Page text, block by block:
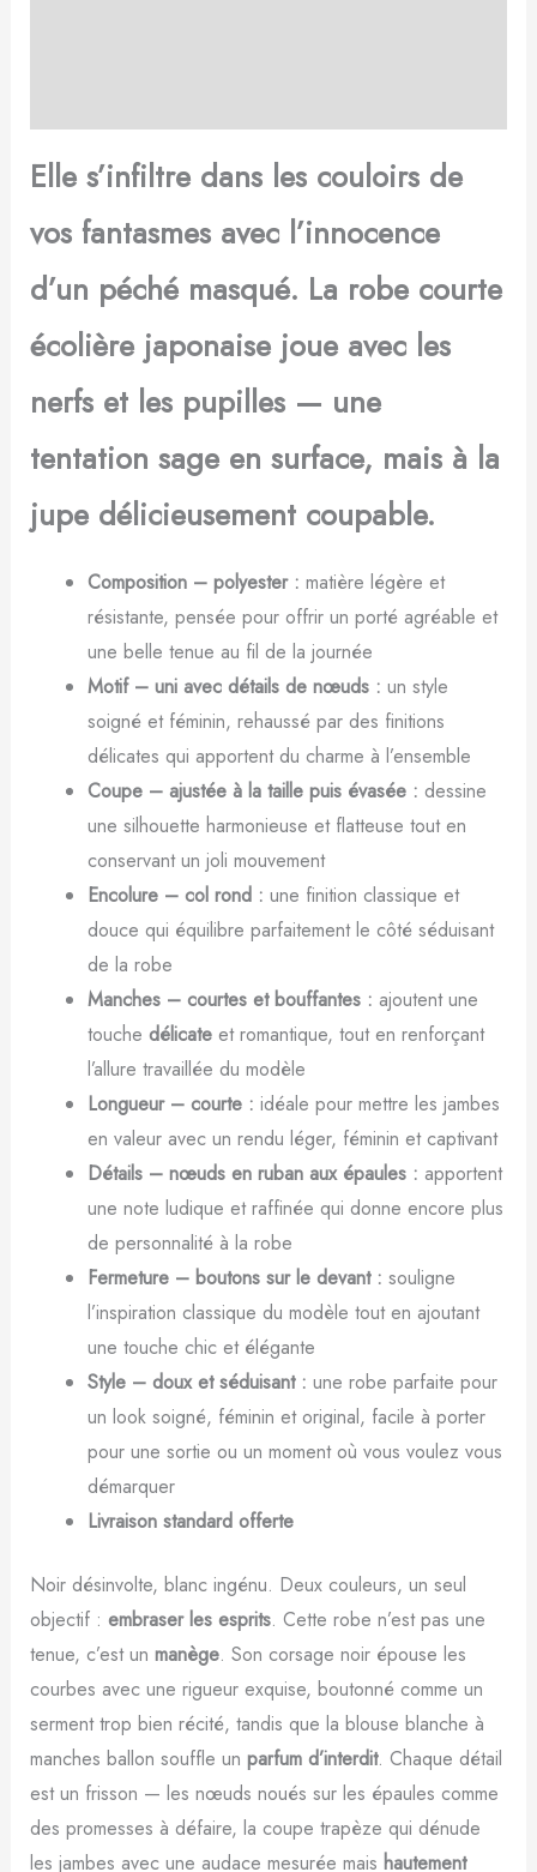
Elle s’infiltre dans les couloirs de
vos fantasmes avec l’innocence
d’un péché masqué. La robe courte
écolière japonaise joue avec les
nerfs et les pupilles — une
tentation sage en surface, mais à la
jupe délicieusement coupable.
Composition – polyester : matière légère et
résistante, pensée pour offrir un porté agréable et
une belle tenue au fil de la journée
Motif – uni avec détails de nœuds : un style
soigné et féminin, rehaussé par des finitions
délicates qui apportent du charme à l’ensemble
Coupe – ajustée à la taille puis évasée : dessine
une silhouette harmonieuse et flatteuse tout en
conservant un joli mouvement
Encolure – col rond : une finition classique et
douce qui équilibre parfaitement le côté séduisant
de la robe
Manches – courtes et bouffantes : ajoutent une
touche délicateet romantique, tout en renforçant
l’allure travaillée du modèle
Longueur – courte : idéale pour mettre les jambes
en valeur avec un rendu léger, féminin et captivant
Détails – nœuds en ruban aux épaules : apportent
une note ludique et raffinée qui donne encore plus
de personnalité à la robe
Fermeture – boutons sur le devant : souligne
l’inspiration classique du modèle tout en ajoutant
une touche chic et élégante
Style – doux et séduisant : une robe parfaite pour
un look soigné, féminin et original, facile à porter
pour une sortie ou un moment où vous voulez vous
démarquer
Livraison standard offerte
Noir désinvolte, blanc ingénu. Deux couleurs, un seul
objectif : embraser les esprits. Cette robe n’est pas une
tenue, c’est un manège. Son corsage noir épouse les
courbes avec une rigueur exquise, boutonné comme un
serment trop bien récité, tandis que la blouse blanche à
manches ballon souffle un parfum d’interdit. Chaque détail
est un frisson — les nœuds noués sur les épaules comme
des promesses à défaire, la coupe trapèze qui dénude
les jambes avec une audace mesurée mais hautement